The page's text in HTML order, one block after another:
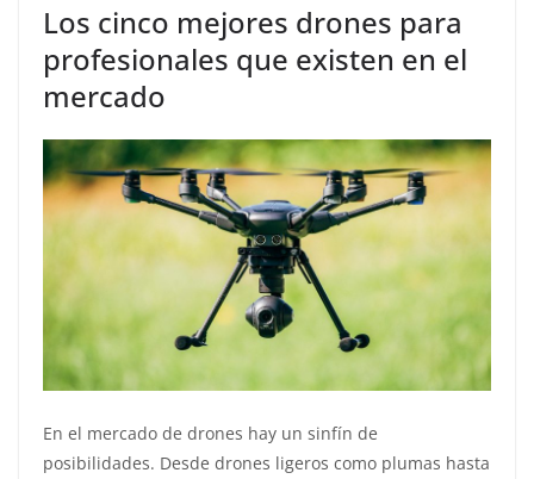
Los cinco mejores drones para
profesionales que existen en el
mercado
En el mercado de drones hay un sinfín de
posibilidades. Desde drones ligeros como plumas hasta